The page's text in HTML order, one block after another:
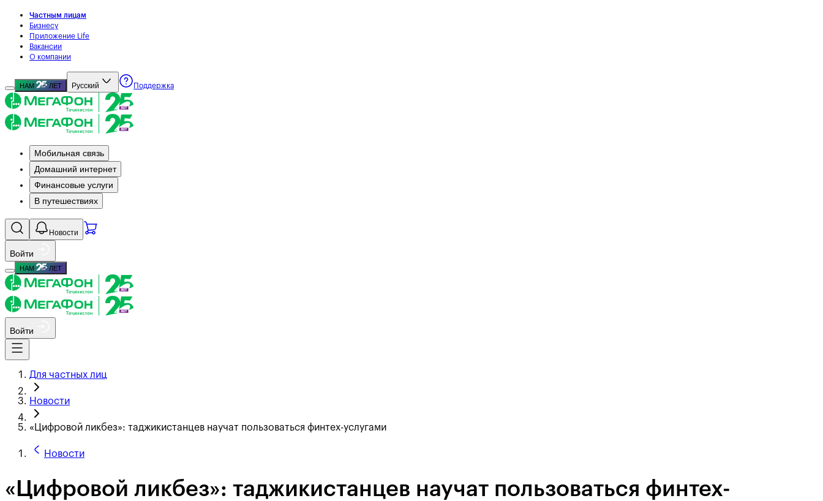
Частным лицам
Бизнесу
Приложение Life
Вакансии
О компании
НАМ ЛЕТ Русский Поддержка
Мобильная связь
Домашний интернет
Финансовые услуги
В путешествиях
Новости
Войти
НАМ ЛЕТ
Войти
Для частных лиц
Новости
«Цифровой ликбез»: таджикистанцев научат пользоваться финтех-услугами
Новости
«Цифровой ликбез»: таджикистанцев научат пользоваться финтех-